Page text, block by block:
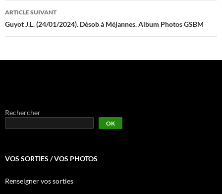
articles
ARTICLE SUIVANT
Guyot J.L. (24/01/2024). Désob à Méjannes. Album Photos GSBM
Rechercher
OK
VOS SORTIES / VOS PHOTOS
Renseigner vos sorties